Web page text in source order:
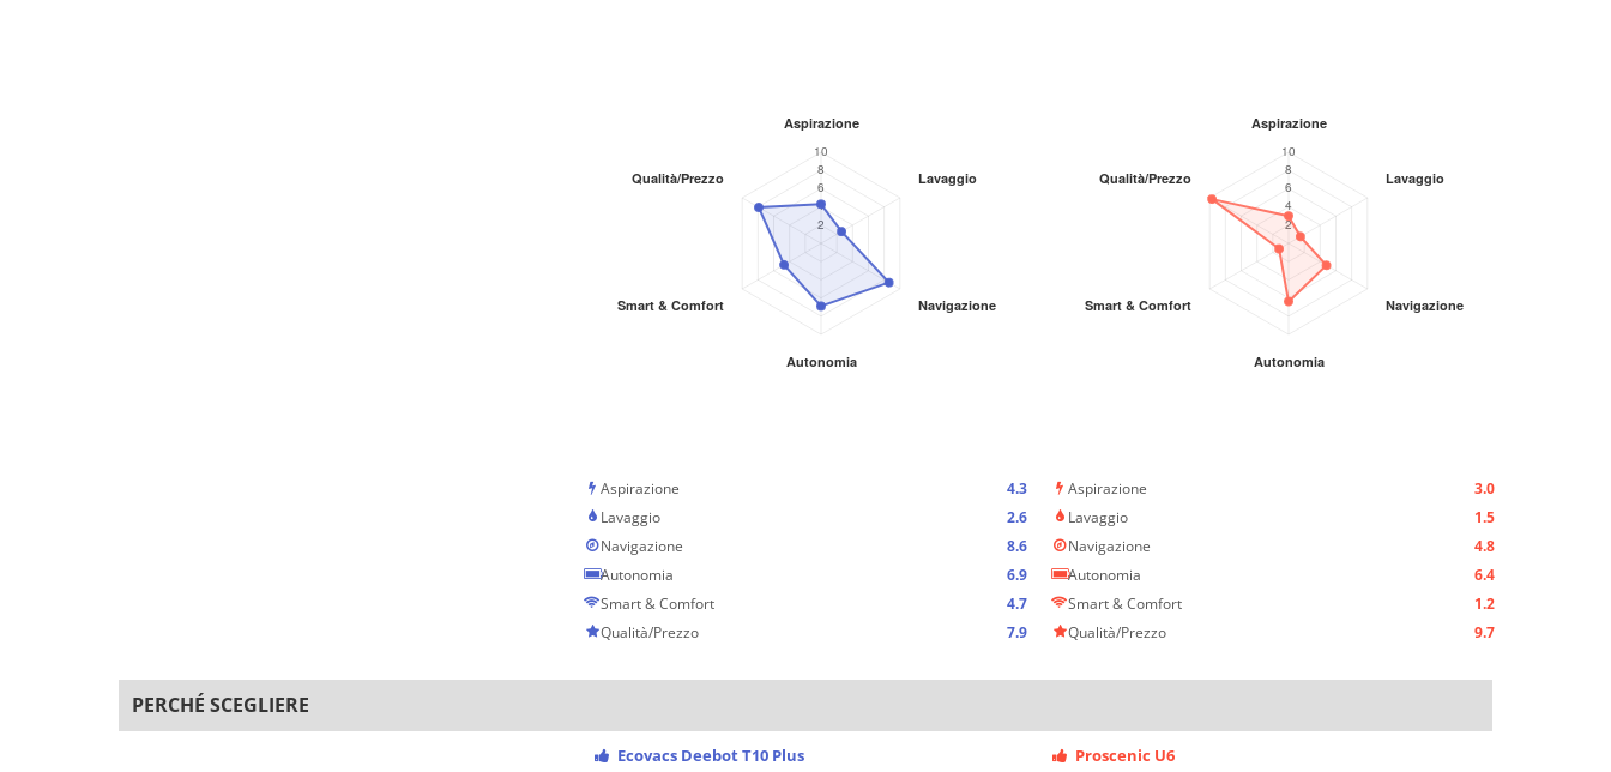
Aspirazione
4.3
Lavaggio
2.6
Navigazione
8.6
Autonomia
6.9
Smart & Comfort
4.7
Qualità/Prezzo
7.9
Aspirazione
3.0
Lavaggio
1.5
Navigazione
4.8
Autonomia
6.4
Smart & Comfort
1.2
Qualità/Prezzo
9.7
PERCHÉ SCEGLIERE
Ecovacs Deebot T10 Plus
Proscenic U6